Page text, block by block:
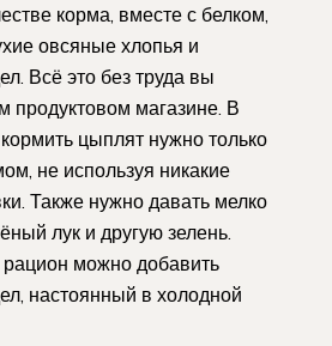
корма, вместе с белком,
овсяные хлопья и
Всё это без труда вы
продуктовом магазине. В
цыплят нужно только
не используя никакие
Также нужно давать мелко
лук и другую зелень.
можно добавить
настоянный в холодной